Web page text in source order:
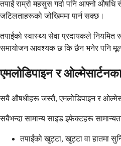
तपाईं राम्रो महसुस गर्दा पनि आफ्नो औषधि
जटिलताहरूको जोखिममा पार्न सक्छ।
तपाईंको स्वास्थ्य सेवा प्रदायकले नियमित
समायोजन आवश्यक छ कि छैन भनेर पनि
एमलोडिपाइन र
सबै औषधीहरू जस्तै, एमलोडिपाइन र
सबैभन्दा सामान्य साइड इफेक्टहरू
तपाईंको खुट्टा, खुट्टा वा हातमा